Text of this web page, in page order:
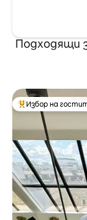
Подходящи
Най-популярен
Избор на